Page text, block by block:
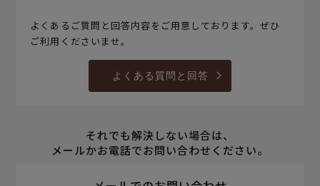
よくあるご質問と回答内容をご用意しております。ぜひ
ご利用くださいませ。
よくある質問と回答
それでも解決しない場合は、
メールかお電話でお問い合わせください。